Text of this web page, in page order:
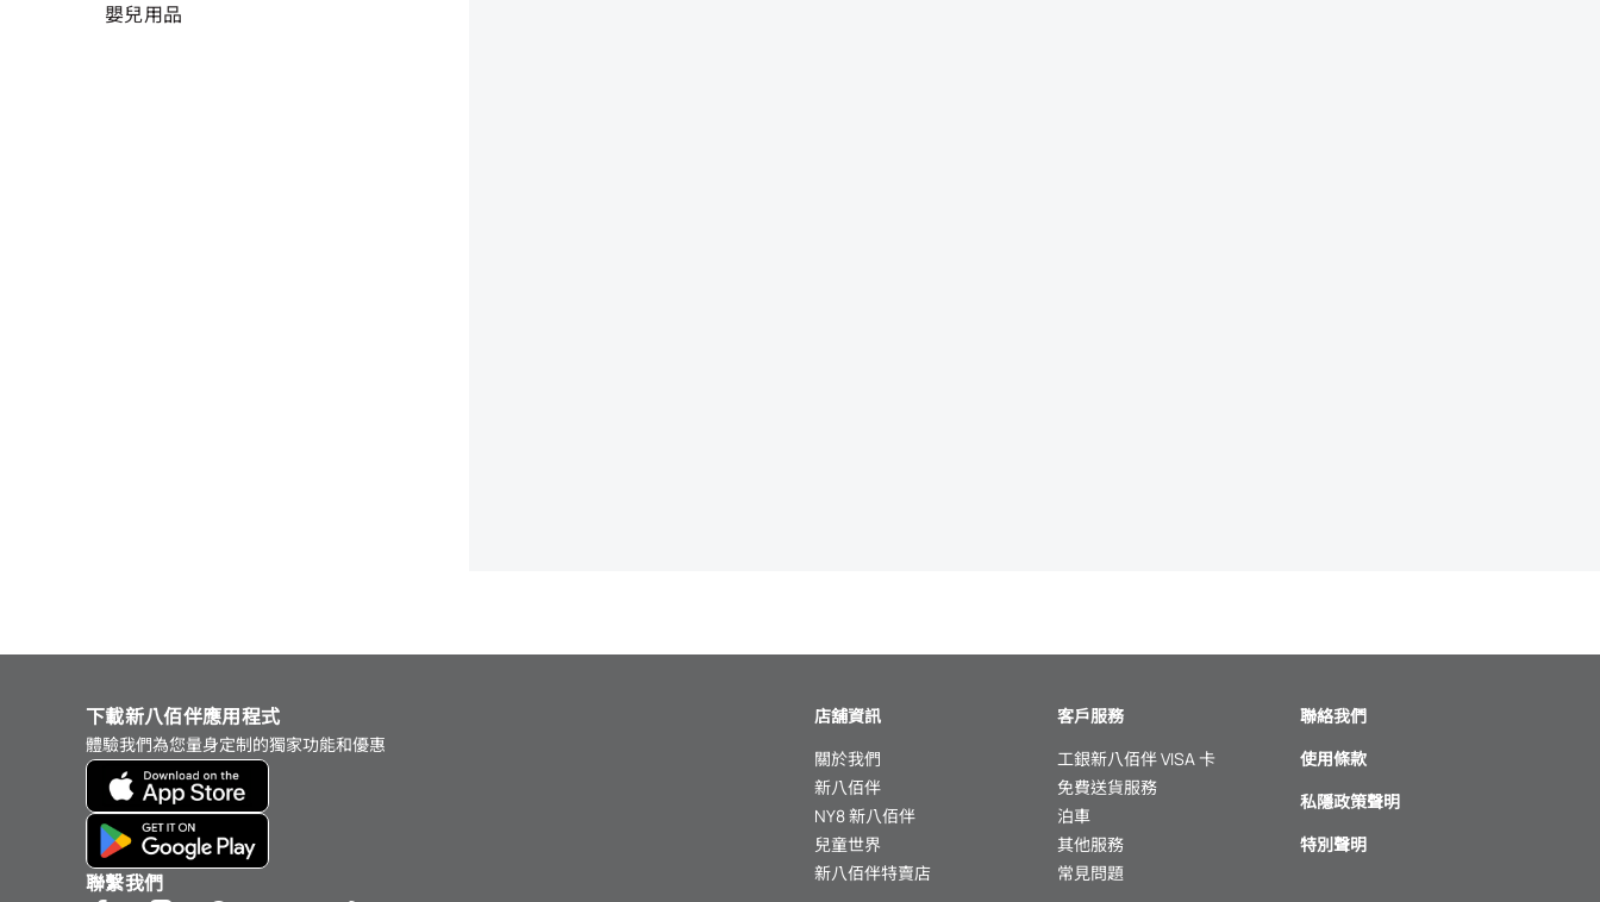
嬰兒用品
下載新八佰伴應用程式
體驗我們為您量身定制的獨家功能和優惠
聯繫我們
店舖資訊
關於我們
新八佰伴
NY8 新八佰伴
兒童世界
新八佰伴特賣店
客戶服務
工銀新八佰伴 VISA 卡
免費送貨服務
泊車
其他服務
常見問題
聯絡我們
使用條款
私隱政策聲明
特別聲明